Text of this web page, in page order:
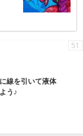
線を引いて液体
う♪
51